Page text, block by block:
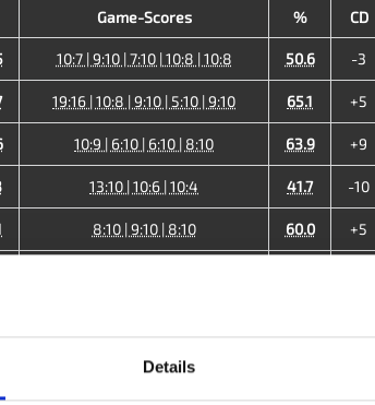
Details
Game-Scores % CD
10:7 | 9:10 | 7:10 | 10:8 | 10:8 50.6 -3
19:16 | 10:8 | 9:10 | 5:10 | 9:10 65.1 +5
10:9 | 6:10 | 6:10 | 8:10 63.9 +9
13:10 | 10:6 | 10:4 41.7 -10
8:10 | 9:10 | 8:10 60.0 +5
10:8 | 10:6 | 10:3
43.9 -28